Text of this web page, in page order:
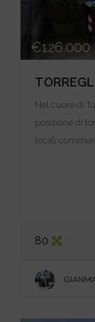
€126.000
Nel cuore di
posizione di
locali
80